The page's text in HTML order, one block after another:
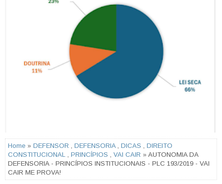
Home » DEFENSOR DEFENSORIA DICAS
DIREITO
CONSTITUCIONAL
PRINCÍPIOS VAI CAIR » AUTONOMIA DA
DEFENSORIA - PRINCÍPIOS INSTITUCIONAIS - PLC 193/2019 - VAI
CAIR ME PROVA!